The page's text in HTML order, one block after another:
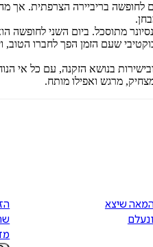
בריביירה הצרפתית. אך
מתוסכל. ביום השני
שעם הזמן הפך לחברו
ובישירות בנושא הזקנה, עם כל
מרגש ואפילו מותח.
המאה שיצא